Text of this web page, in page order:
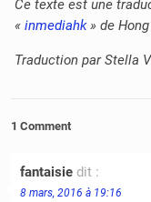
Ce texte est une
«inmediahk» de
Traduction par Stella
1 Comment
fantaisie dit :
8 mars, 2016 à 19:16